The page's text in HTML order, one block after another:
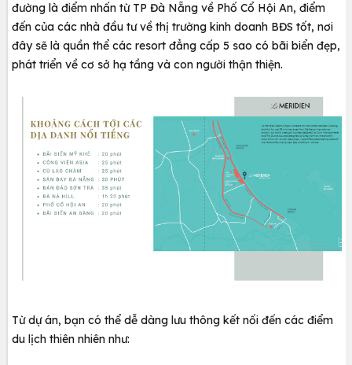
đường là điểm nhấn từ TP Đà Nẵng về Phố Cổ Hội An, điểm
đến của các nhà đầu tư về thị trường kinh doanh BĐS tốt, nơi
đây sẽ là quần thể các resort đẳng cấp 5 sao có bãi biển đẹp,
phát triển về cơ sở hạ tầng và con người thận thiện.
Từ dự án, bạn có thể dễ dàng lưu thông kết nối đến các điểm
du lịch thiên nhiên như: